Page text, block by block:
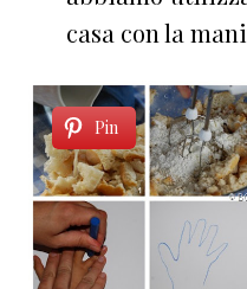
casa con la
Pin